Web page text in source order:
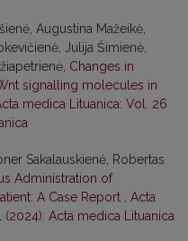
Augustina Mažeikė,
Julija Šimienė,
Changes in
signalling molecules in
medica Lituanica: Vol. 26
Sakalauskienė, Robertas
Administration of
A Case Report
Acta
(2024): Acta medica Lituanica